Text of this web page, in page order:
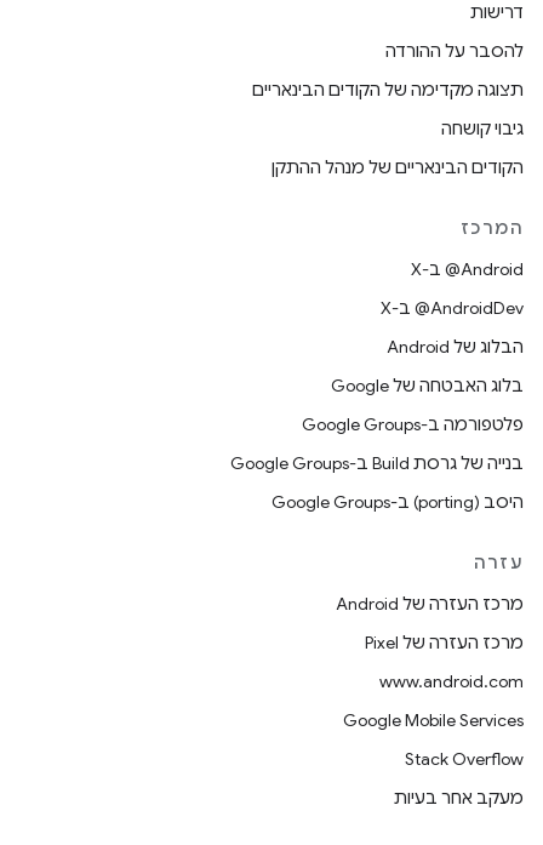
דרישות
להסבר על ההורדה
תצוגה מקדימה של הקודים הבינאריים
גיבוי קושחה
הקודים הבינאריים של מנהל ההתקן
המרכז
‫‎@Android ב-X
‫‎@AndroidDev ב-X
הבלוג של Android
בלוג האבטחה של Google
פלטפורמה ב-Google Groups
בנייה של גרסת Build ב-Google Groups
היסב (porting) ב-Google Groups
עזרה
מרכז העזרה של Android
מרכז העזרה של Pixel
www.android.com
Google Mobile Services
Stack Overflow
מעקב אחר בעיות